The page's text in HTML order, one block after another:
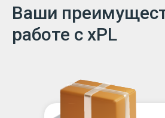
Ваши
работе с xPL